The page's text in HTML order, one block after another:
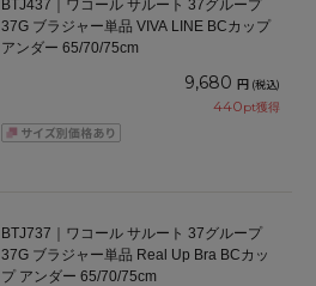
BTJ437｜ワコール サルート 37グループ
37G ブラジャー単品 VIVA LINE BCカップ
アンダー 65/70/75cm
9,680 円 (税込)
440pt獲得
BTJ737｜ワコール サルート 37グループ
37G ブラジャー単品 Real Up Bra BCカッ
プ アンダー 65/70/75cm